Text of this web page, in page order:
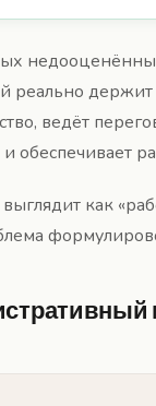
реально
ведёт
как